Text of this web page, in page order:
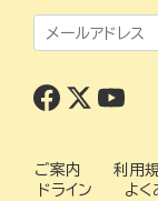
ご案内 利用
ドライン
よく